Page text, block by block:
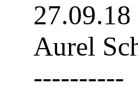
27.09.18
Aurel
----------